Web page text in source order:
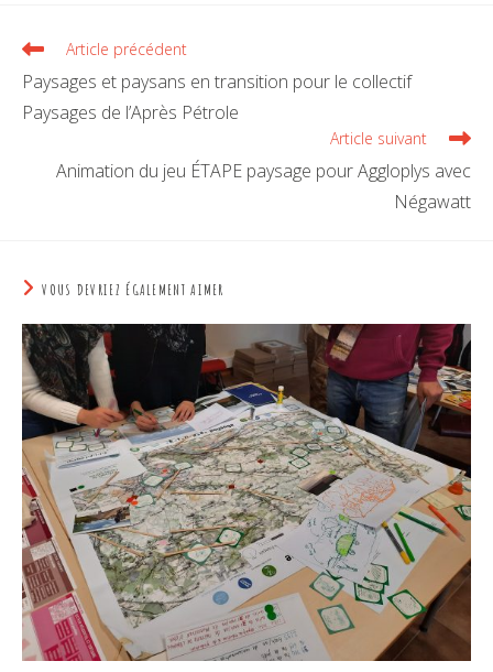
Article précédent
Paysages et paysans en transition pour le collectif
Paysages de l’Après Pétrole
Article suivant
Animation du jeu ÉTAPE paysage pour Aggloplys avec
Négawatt
VOUS DEVRIEZ ÉGALEMENT AIMER